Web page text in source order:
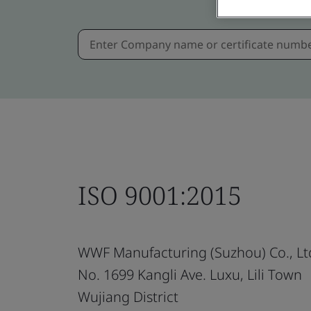
ISO 9001:2015
WWF Manufacturing (Suzhou) Co.,
No. 1699 Kangli Ave. Luxu, Lili Town
Wujiang District